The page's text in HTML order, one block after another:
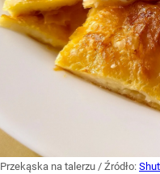
Przekąska na talerzu / Źródło: